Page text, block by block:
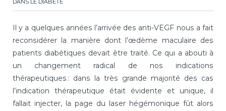
DANS LE DIABÈTE
Il y a quelques années l’arrivée des anti-VEGF nous a fait
reconsidérer la manière dont l’œdème maculaire des
patients diabétiques devait être traité. Ce qui a abouti à
un changement radical de nos indications
thérapeutiques : dans la très grande majorité des cas
l’indication thérapeutique était évidente et unique, il
fallait injecter, la page du laser hégémonique fût alors